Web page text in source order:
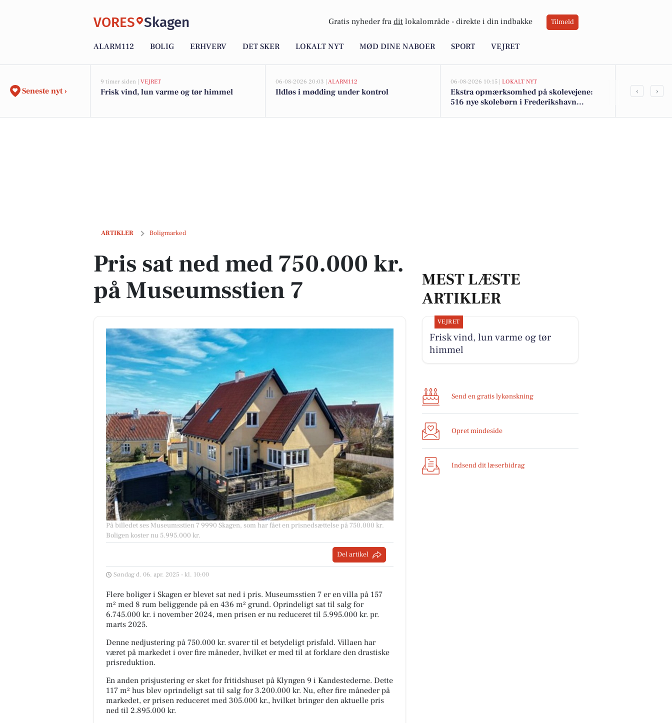
VORES Skagen Gratis nyheder fra dit lokalområde - direkte i din indbakke Tilmeld
ALARM112 BOLIG ERHVERV DET SKER LOKALT NYT MØD DINE NABOER SPORT VEJRET
Seneste nyt ›
9 timer siden | VEJRET
Frisk vind, lun varme og tør himmel
06-08-2026 20:03 | ALARM112
Ildløs i mødding under kontrol
06-08-2026 10:15 | LOKALT NYT
Ekstra opmærksomhed på skolevejene:
516 nye skolebørn i Frederikshavn
‹ ›
ARTIKLER Boligmarked
Pris sat ned med 750.000 kr. på Museumsstien 7
Pris sat ned med 750.000 kr.
på Museumsstien 7
På billedet ses Museumsstien 7 9990 Skagen, som har fået en prisnedsættelse på 750.000 kr.
Boligen koster nu 5.995.000 kr.
Del artikel
Søndag d. 06. apr. 2025 - kl. 10:00
Flere boliger i Skagen er blevet sat ned i pris. Museumsstien 7 er en villa på 157
m² med 8 rum beliggende på en 436 m² grund. Oprindeligt sat til salg for
6.745.000 kr. i november 2024, men prisen er nu reduceret til 5.995.000 kr. pr.
marts 2025.
Denne nedjustering på 750.000 kr. svarer til et betydeligt prisfald. Villaen har
været på markedet i over fire måneder, hvilket er med til at forklare den drastiske
prisreduktion.
En anden prisjustering er sket for fritidshuset på Klyngen 9 i Kandestederne. Dette
117 m² hus blev oprindeligt sat til salg for 3.200.000 kr. Nu, efter fire måneder på
markedet, er prisen reduceret med 305.000 kr., hvilket bringer den aktuelle pris
ned til 2.895.000 kr.
MEST LÆSTE
ARTIKLER
VEJRET
Frisk vind, lun varme og tør
himmel
Send en gratis lykønskning
Opret mindeside
Indsend dit læserbidrag